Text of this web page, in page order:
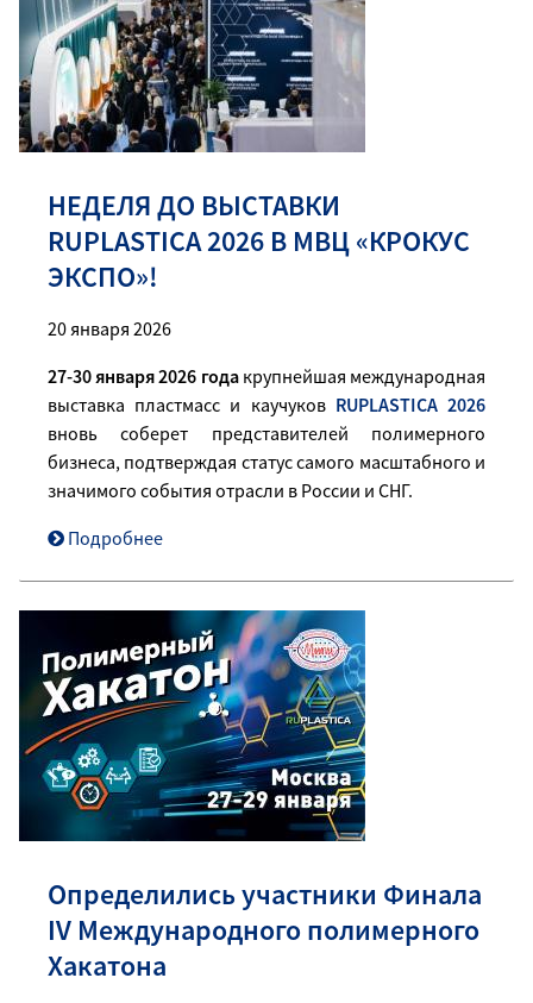
НЕДЕЛЯ ДО ВЫСТАВКИ
RUPLASTICA 2026 В МВЦ «КРОКУС
ЭКСПО»!
20 января 2026
27-30 января 2026 годакрупнейшая международная
выставка пластмасс и каучуков RUPLASTICA 2026
вновь соберет представителей полимерного
бизнеса, подтверждая статус самого масштабного и
значимого события отрасли в России и СНГ.
Подробнее
Определились участники Финала
IV Международного полимерного
Хакатона